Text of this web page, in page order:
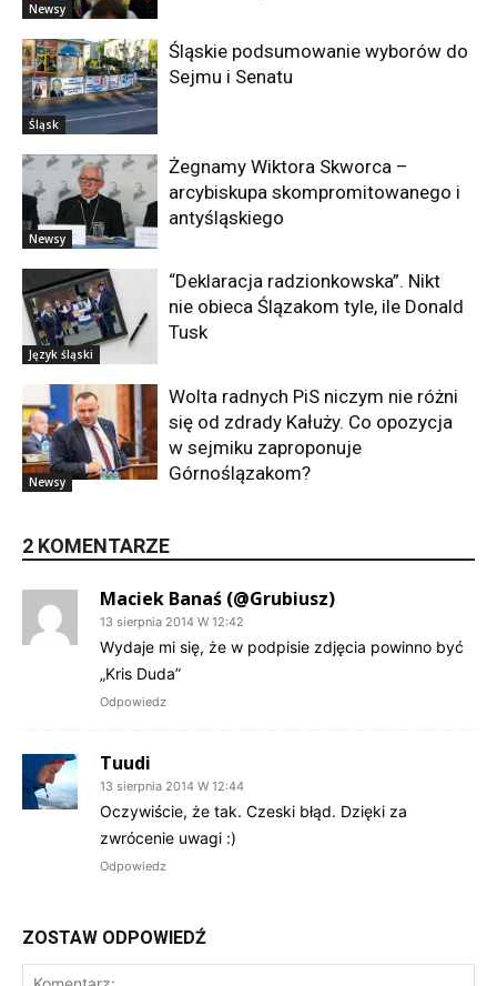
Newsy
Śląsk
Śląskie podsumowanie wyborów do
Sejmu i Senatu
Newsy
Żegnamy Wiktora Skworca –
arcybiskupa skompromitowanego i
antyśląskiego
Język śląski
“Deklaracja radzionkowska”. Nikt
nie obieca Ślązakom tyle, ile Donald
Tusk
Newsy
Wolta radnych PiS niczym nie różni
się od zdrady Kałuży. Co opozycja
w sejmiku zaproponuje
Górnoślązakom?
2 KOMENTARZE
Maciek Banaś (@Grubiusz)
13 sierpnia 2014 W 12:42
Wydaje mi się, że w podpisie zdjęcia powinno być
„Kris Duda”
Odpowiedz
Tuudi
13 sierpnia 2014 W 12:44
Oczywiście, że tak. Czeski błąd. Dzięki za
zwrócenie uwagi :)
Odpowiedz
ZOSTAW ODPOWIEDŹ